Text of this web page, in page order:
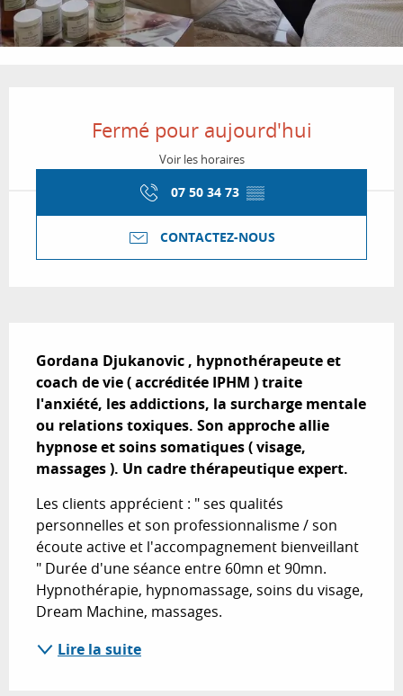
Fermé pour aujourd'hui
Voir les horaires
07 50 34 73 ▒▒
CONTACTEZ-NOUS
Gordana Djukanovic , hypnothérapeute et
coach de vie ( accréditée IPHM ) traite
l'anxiété, les addictions, la surcharge mentale
ou relations toxiques. Son approche allie
hypnose et soins somatiques ( visage,
massages ). Un cadre thérapeutique expert.
Les clients apprécient : " ses qualités
personnelles et son professionnalisme / son
écoute active et l'accompagnement bienveillant
" Durée d'une séance entre 60mn et 90mn.
Hypnothérapie, hypnomassage, soins du visage,
Dream Machine, massages.
Lire la suite